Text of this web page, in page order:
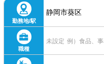
勤務地/駅
静岡市葵区
職種
未設定 例）食品、